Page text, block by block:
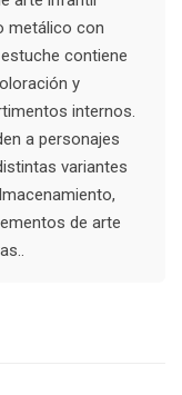
metálico con
contiene
y
internos.
a personajes
variantes
de arte